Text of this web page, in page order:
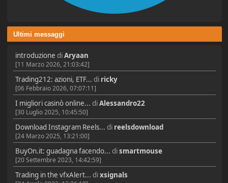
Ultimi messaggi
introduzione diAryaan
[11 Marzo 2026, 21:03:42]
Trading212: azioni, ETF... di ricky
[06 Febbraio 2026, 07:07:11]
I migliori casinò online... diAlessandro22
[30 Luglio 2025, 10:45:50]
Download Instagram Reels... di reelsdownload
[24 Marzo 2025, 13:21:00]
BuyOn.it: guadagna facendo... dismartmouse
[20 Settembre 2023, 14:42:59]
Trading in the vfxAlert... dixsignals